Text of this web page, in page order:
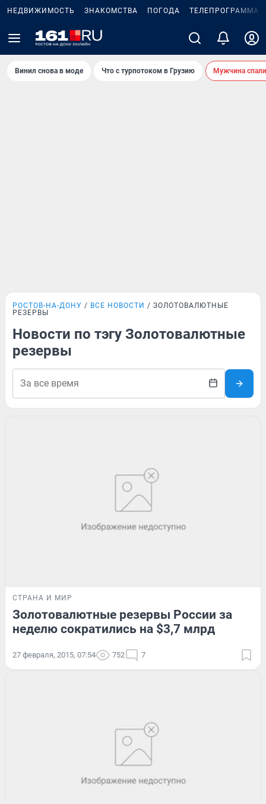
НЕДВИЖИМОСТЬ ЗНАКОМСТВА ПОГОДА ТЕЛЕПРОГРАММА
Винил снова в моде Что с турпотоком в Грузию Мужчина
РОСТОВ-НА-ДОНУ ВСЕ НОВОСТИ
ЗОЛОТОВАЛЮТНЫЕ
РЕЗЕРВЫ
Новости по тэгу Золотовалютные
резервы
СТРАНА И МИР
Золотовалютные резервы России за
неделю сократились на $3,7 млрд
27 февраля, 2015, 07:54 752 7